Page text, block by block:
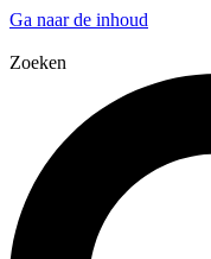
Ga naar de inhoud
Zoeken